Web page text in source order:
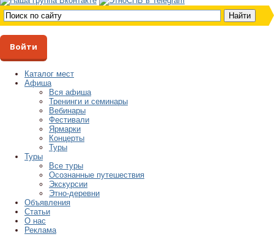
Войти
Каталог мест
Афиша
Вся афиша
Тренинги и семинары
Вебинары
Фестивали
Ярмарки
Концерты
Туры
Туры
Все туры
Осознанные путешествия
Экскурсии
Этно-деревни
Объявления
Статьи
О нас
Реклама